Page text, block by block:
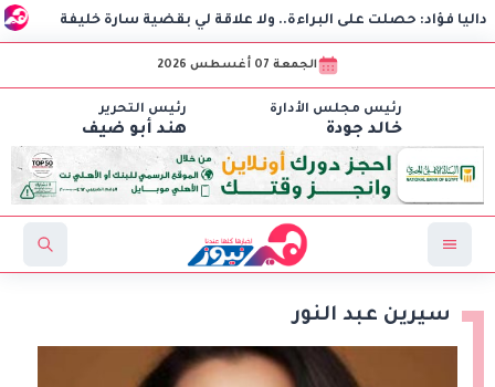
سامو حصلت على البراءة.. ولا علاقة لي بقضية سارة خليفة
الجمعة 07 أغسطس 2026
رئيس مجلس الأدارة
خالد جودة
رئيس التحرير
هند أبو ضيف
سيرين عبد النور